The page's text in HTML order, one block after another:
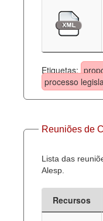
Etiquetas:
processo
Reuniões de
Lista das
Alesp.
Recursos